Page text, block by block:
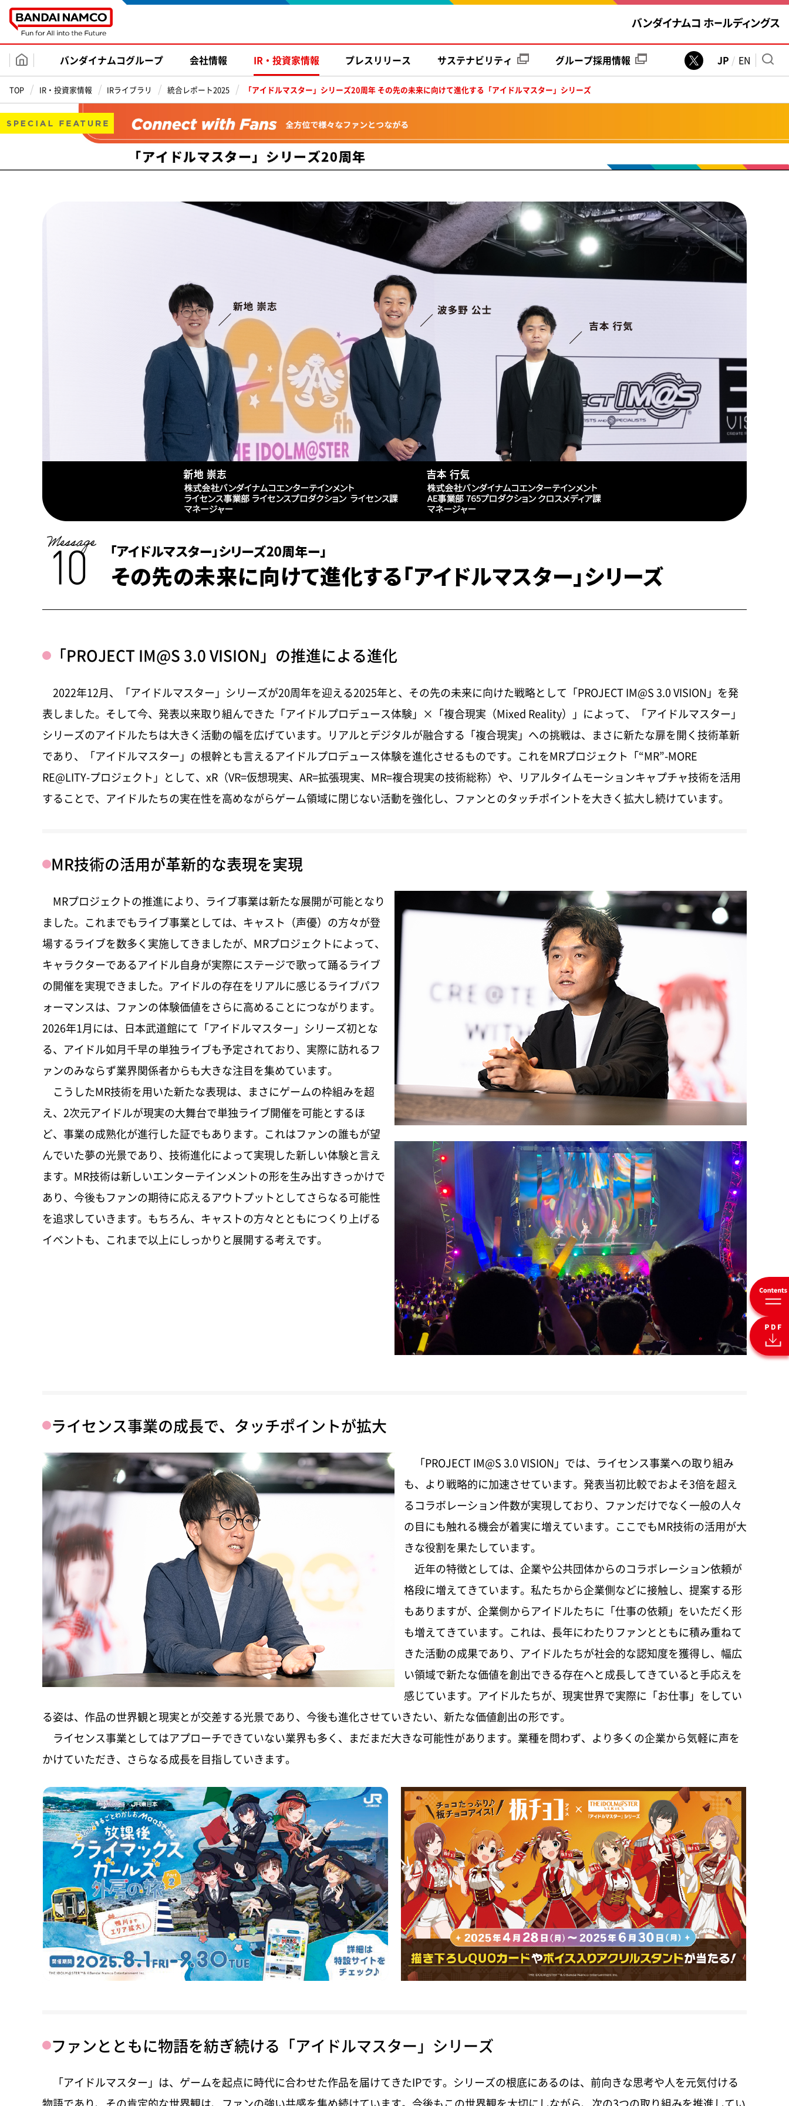
バンダイナムコグループ 会社情報 IR・ 投資家情報 プレスリリース サステナビリティ グループ採用情報 JP EN
TOP IR・投資家情報 IRライブラリ 統合レポート2025 「アイドルマスター」シリーズ20周年 その先の未来に向けて進化する「アイドルマスター」シリーズ
「PROJECT IM@S 3.0 VISION」の推進による進化
2022年12月、「アイドルマスター」シリーズが20周年を迎える2025年と、その先の未来に向けた戦略として「PROJECT IM@S 3.0 VISION」を発
表しました。そして今、発表以来取り組んできた「アイドルプロデュース体験」×「複合現実（Mixed Reality）」によって、「アイドルマスター」
シリーズのアイドルたちは大きく活動の幅を広げています。リアルとデジタルが融合する「複合現実」への挑戦は、まさに新たな扉を開く技術革新
であり、「アイドルマスター」の根幹とも言えるアイドルプロデュース体験を進化させるものです。これをMRプロジェクト「“MR”-MORE
RE@LITY-プロジェクト」として、xR（VR=仮想現実、AR=拡張現実、MR=複合現実の技術総称）や、リアルタイムモーションキャプチャ技術を活用
することで、アイドルたちの実在性を高めながらゲーム領域に閉じない活動を強化し、ファンとのタッチポイントを大きく拡大し続けています。
MR技術の活用が革新的な表現を実現
MRプロジェクトの推進により、ライブ事業は新たな展開が可能となり
ました。これまでもライブ事業としては、キャスト（声優）の方々が登
場するライブを数多く実施してきましたが、MRプロジェクトによって、
キャラクターであるアイドル自身が実際にステージで歌って踊るライブ
の開催を実現できました。アイドルの存在をリアルに感じるライブパフ
ォーマンスは、ファンの体験価値をさらに高めることにつながります。
2026年1月には、日本武道館にて「アイドルマスター」シリーズ初とな
る、アイドル如月千早の単独ライブも予定されており、実際に訪れるフ
ァンのみならず業界関係者からも大きな注目を集めています。
こうしたMR技術を用いた新たな表現は、まさにゲームの枠組みを超
え、2次元アイドルが現実の大舞台で単独ライブ開催を可能とするほ
ど、事業の成熟化が進行した証でもあります。これはファンの誰もが望
んでいた夢の光景であり、技術進化によって実現した新しい体験と言え
ます。MR技術は新しいエンターテインメントの形を生み出すきっかけで
あり、今後もファンの期待に応えるアウトプットとしてさらなる可能性
を追求していきます。もちろん、キャストの方々とともにつくり上げる
イベントも、これまで以上にしっかりと展開する考えです。
ライセンス事業の成長で、タッチポイントが拡大
「PROJECT IM@S 3.0 VISION」では、ライセンス事業への取り組み
も、より戦略的に加速させています。発表当初比較でおよそ3倍を超え
るコラボレーション件数が実現しており、ファンだけでなく一般の人々
の目にも触れる機会が着実に増えています。ここでもMR技術の活用が大
きな役割を果たしています。
近年の特徴としては、企業や公共団体からのコラボレーション依頼が
格段に増えてきています。私たちから企業側などに接触し、提案する形
もありますが、企業側からアイドルたちに「仕事の依頼」をいただく形
も増えてきています。これは、長年にわたりファンとともに積み重ねて
きた活動の成果であり、アイドルたちが社会的な認知度を獲得し、幅広
い領域で新たな価値を創出できる存在へと成長してきていると手応えを
感じています。アイドルたちが、現実世界で実際に「お仕事」をしてい
る姿は、作品の世界観と現実とが交差する光景であり、今後も進化させていきたい、新たな価値創出の形です。
ライセンス事業としてはアプローチできていない業界も多く、まだまだ大きな可能性があります。業種を問わず、より多くの企業から気軽に声を
かけていただき、さらなる成長を目指していきます。
ファンとともに物語を紡ぎ続ける「アイドルマスター」シリーズ
「アイドルマスター」は、ゲームを起点に時代に合わせた作品を届けてきたIPです。シリーズの根底にあるのは、前向きな思考や人を元気付ける
会長メッセージ／社長メッセージ
副社長メッセージ／CFOメッセージ／CIO/CISOメッセージ
バンダイナムコグループの
IPラインナップ／多彩な事業領域／組織体制とIP軸戦略／THE HISTORY OF GUNDAM／価値創造プロセス／1年の成果
ユニット事業統括会社社長メッセージ
バンダイナムコグループ中期計画
特集：「ガンダムシリーズ」50周年へ向けて
特集：カードゲーム事業 拡大する世界市場に向けた「BANDAI CARD GAMES」の展開／TCG市場での拡大を図る「ガンダムカードゲーム」の世界展開
特集：菓子・食品事業 「エンターテインメント菓子メーカー」への進化／家庭用ゲーム 「ドラゴンボール Sparking! ZERO」におけるメディア戦略の成功
統合レポート（日本語版） 17.6 MB IPラインナップ 998 KB
組織体制とIP軸戦略 845 KB
バンダイナムコグループの価値創造プロセス 871 KB
バンダイナムコグループの1年の成果
バンダイナムコグループを取り巻くリスクと機会 779 KB
765 KB
社長メッセージ 896 KB
副社長メッセージ 797 KB
CFOメッセージ 805 KB
CIO／CISOメッセージ 802 KB
バンダイナムコグループ中期計画 831 KB
社外取締役座談会 917 KB
サステナビリティ鼎談 863 KB
820 KB
コーポレートガバナンス
取締役の体制
財務セクション
590 KB
主要グループ会社一覧 589 KB
関連市場データ 1 MB